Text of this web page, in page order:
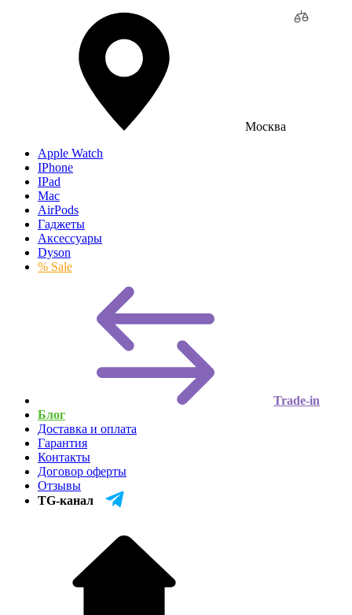
Москва
Apple Watch
IPhone
IPad
Mac
AirPods
Гаджеты
Аксессуары
Dyson
% Sale
Trade-in
Блог
Доставка и оплата
Гарантия
Контакты
Договор оферты
Отзывы
TG-канал